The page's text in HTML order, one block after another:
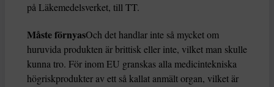
på Läkemedelsverket, till TT.
Måste förnyasOch det handlar inte så mycket om
huruvida produkten är brittisk eller inte, vilket man skulle
kunna tro. För inom EU granskas alla medicintekniska
högriskprodukter av ett så kallat anmält organ, vilket är